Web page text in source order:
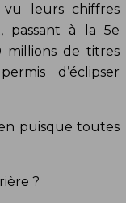
leurs chiffres
passant à la 5e
millions de titres
d’éclipser
puisque toutes
?